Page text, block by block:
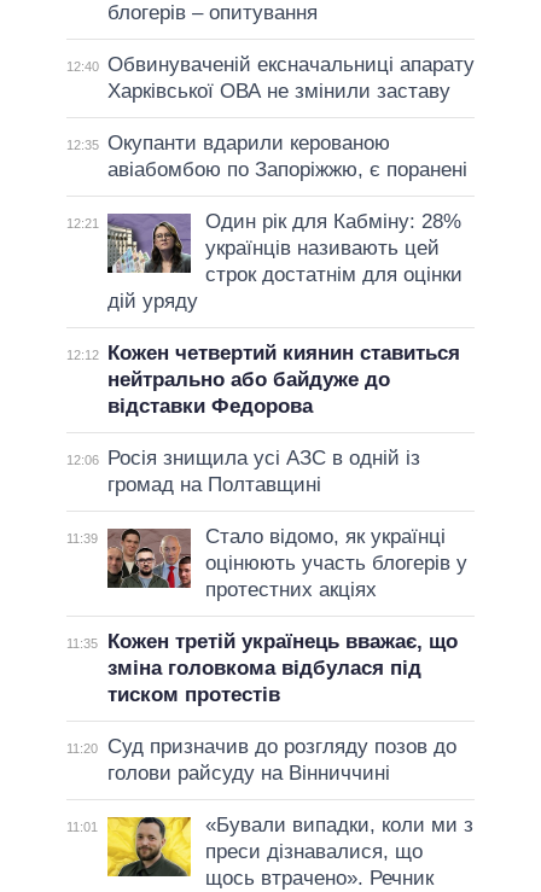
блогерів – опитування
12:40 Обвинуваченій ексначальниці апарату
Харківської ОВА не змінили заставу
12:35 Окупанти вдарили керованою
авіабомбою по Запоріжжю, є поранені
12:21
Один рік для Кабміну: 28%
українців називають цей
строк достатнім для оцінки
дій уряду
12:12
Кожен четвертий киянин ставиться
нейтрально або байдуже до
відставки Федорова
12:06
Росія знищила усі АЗС в одній із
громад на Полтавщині
11:39
Стало відомо, як українці
оцінюють участь блогерів у
протестних акціях
11:35
Кожен третій українець вважає, що
зміна головкома відбулася під
тиском протестів
11:20
Суд призначив до розгляду позов до
голови райсуду на Вінниччині
11:01
«Бували випадки, коли ми з
преси дізнавалися, що
щось втрачено». Речник